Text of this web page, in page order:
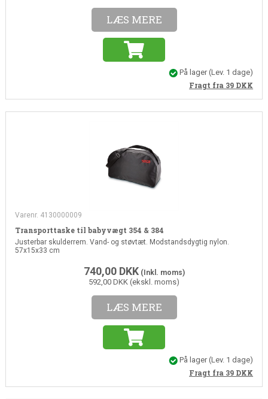
LÆS MERE
På lager(Lev. 1 dage)
Fragt fra 39 DKK
Varenr. 4130000009
Transporttaske til babyvægt 354 & 384
Justerbar skulderrem. Vand- og støvtæt. Modstandsdygtig nylon.
57x15x33 cm
740,00 DKK(Inkl. moms)
592,00 DKK (ekskl. moms)
LÆS MERE
På lager(Lev. 1 dage)
Fragt fra 39 DKK